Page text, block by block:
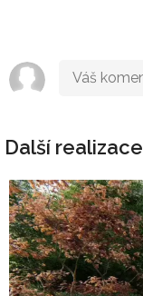
Další realizace